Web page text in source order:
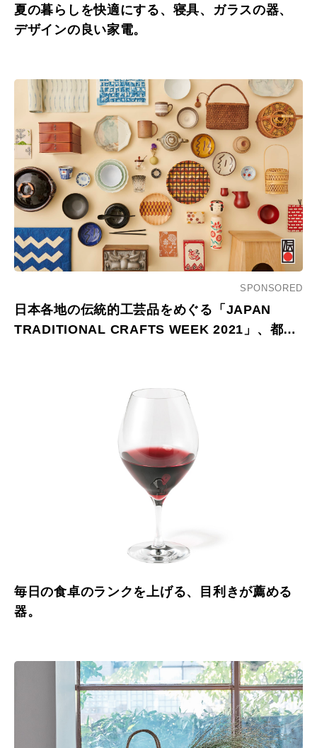
夏の暮らしを快適にする、寝具、ガラスの器、
デザインの良い家電。
SPONSORED
日本各地の伝統的工芸品をめぐる「JAPAN
TRADITIONAL CRAFTS WEEK 2021」、都内
毎日の食卓のランクを上げる、目利きが薦める
器。